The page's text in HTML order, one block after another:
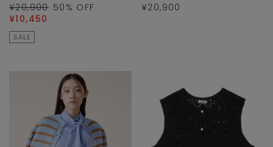
¥20,900 50 % OFF
¥10,450
SALE
¥20,900